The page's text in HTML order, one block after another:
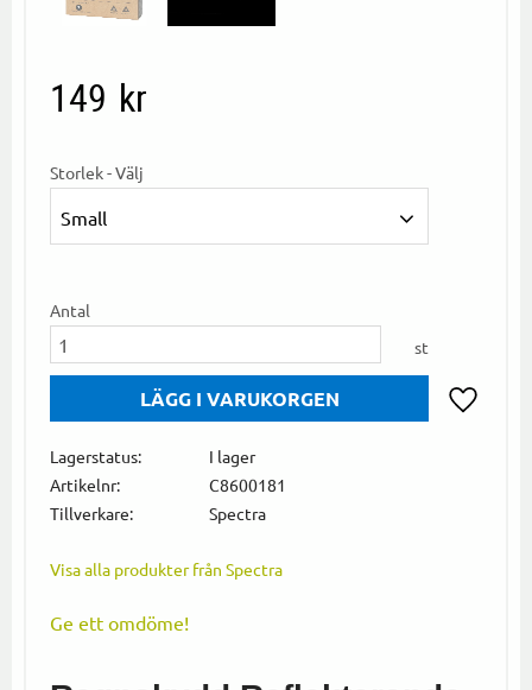
149 kr
Storlek - Välj
Small
Antal
st
Lagerstatus
I lager
Artikelnr
C8600181
Tillverkare
Spectra
Visa alla produkter från Spectra
Ge ett omdöme!